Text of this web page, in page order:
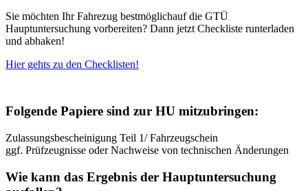
Sie möchten Ihr Fahrezug bestmöglichauf die GTÜ
Hauptuntersuchung vorbereiten? Dann jetzt Checkliste runterladen
und abhaken!
Hier gehts zu den Checklisten!
Folgende Papiere sind zur HU mitzubringen:
Zulassungsbescheinigung Teil 1/ Fahrzeugschein
ggf. Prüfzeugnisse oder Nachweise von technischen Änderungen
Wie kann das Ergebnis der Hauptuntersuchung